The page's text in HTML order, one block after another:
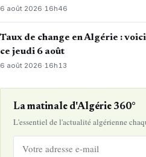
6 août 2026· 16h46
Taux de change en Algérie :
ce jeudi 6 août
6 août 2026·16h13
La matinale d'Algérie 360°
L'essentiel de l'actualité algérienne